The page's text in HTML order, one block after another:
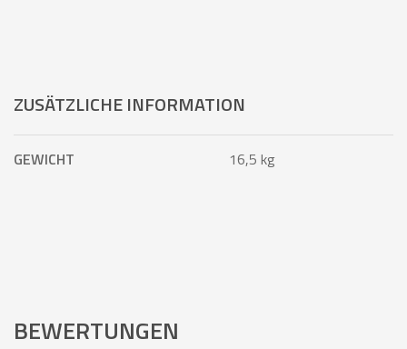
ZUSÄTZLICHE INFORMATION
GEWICHT 16,5 kg
BEWERTUNGEN